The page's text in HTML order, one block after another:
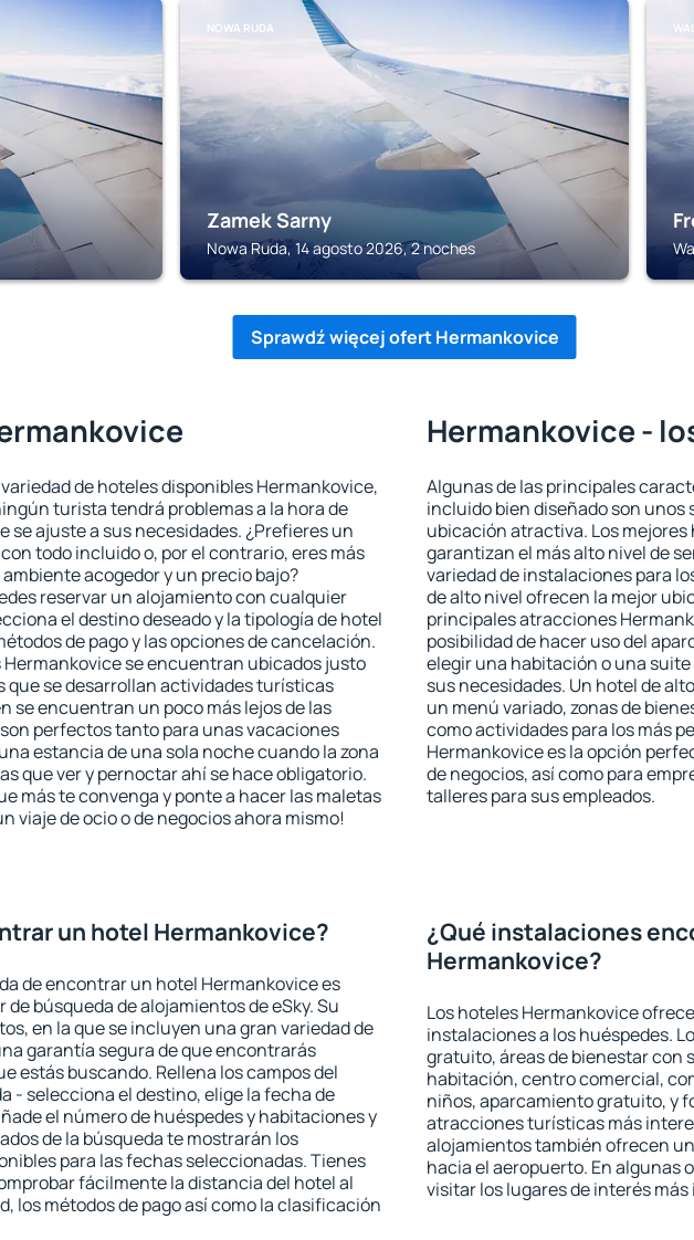
NOWA RUDA
Zamek Sarny
Nowa Ruda, 14 agosto 2026, 2 noches
Sprawdź więcej ofert Hermankovice
de hoteles disponibles Hermankovice,
turista tendrá problemas a la hora de
se ajuste a sus necesidades. ¿Prefieres un
todo incluido o, por el contrario, eres más
acogedor y un precio bajo?
reservar un alojamiento con cualquier
el destino deseado y la tipología de hotel
de pago y las opciones de cancelación.
Hermankovice se encuentran ubicados justo
que se desarrollan actividades turísticas
se encuentran un poco más lejos de las
perfectos tanto para unas vacaciones
estancia de una sola noche cuando la zona
que ver y pernoctar ahí se hace obligatorio.
más te convenga y ponte a hacer las maletas
viaje de ocio o de negocios ahora mismo!
Hermankovice -
Algunas de las principales
incluido bien diseñado son unos
ubicación atractiva. Los
garantizan el más alto nivel de
variedad de instalaciones para
de alto nivel ofrecen la mejor
principales atracciones
posibilidad de hacer uso del
elegir una habitación o una
sus necesidades. Un hotel de
un menú variado, zonas de
como actividades para los más
Hermankovice es la opción
de negocios, así como para
talleres para sus empleados.
un hotel Hermankovice?
de encontrar un hotel Hermankovice es
búsqueda de alojamientos de eSky. Su
en la que se incluyen una gran variedad de
garantía segura de que encontrarás
estás buscando. Rellena los campos del
- selecciona el destino, elige la fecha de
el número de huéspedes y habitaciones y
de la búsqueda te mostrarán los
para las fechas seleccionadas. Tienes
fácilmente la distancia del hotel al
los métodos de pago así como la clasificación
¿Qué instalaciones
Hermankovice?
Los hoteles Hermankovice
instalaciones a los huéspedes.
gratuito, áreas de bienestar con
habitación, centro comercial,
niños, aparcamiento gratuito, y
atracciones turísticas más
alojamientos también ofrecen
hacia el aeropuerto. En algunas
visitar los lugares de interés